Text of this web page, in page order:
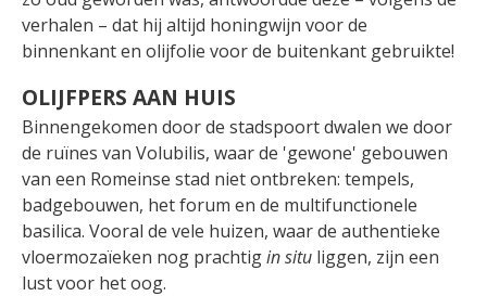
verhalen – dat hij altijd honingwijn voor de
binnenkant en olijfolie voor de buitenkant gebruikte!
OLIJFPERS AAN HUIS
Binnengekomen door de stadspoort dwalen we door
de ruïnes van Volubilis, waar de 'gewone' gebouwen
van een Romeinse stad niet ontbreken: tempels,
badgebouwen, het forum en de multifunctionele
basilica. Vooral de vele huizen, waar de authentieke
vloermozaïeken nog prachtigin situ liggen, zijn een
lust voor het oog.